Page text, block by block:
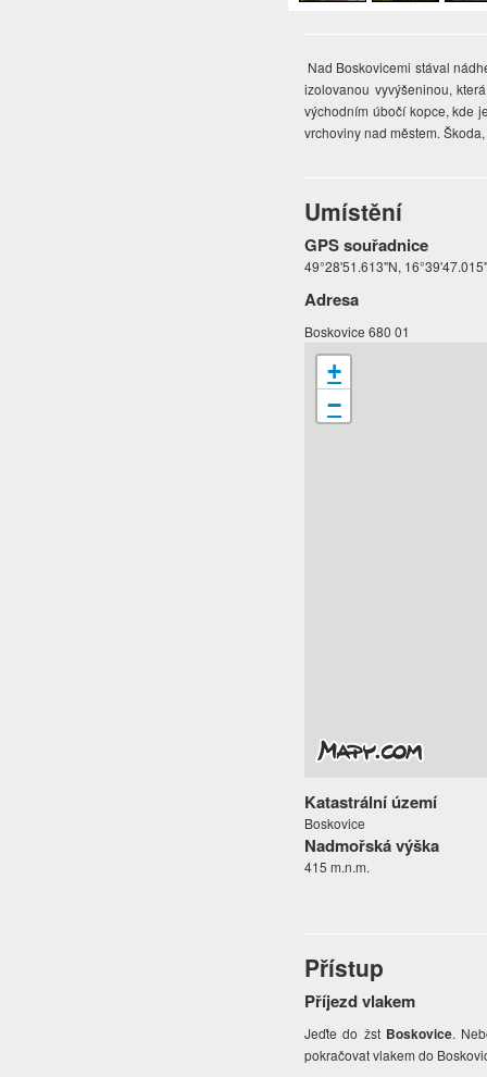
Nad Boskovicemi stával
izolovanou vyvýšeninou,
východním úbočí kopce, kde
vrchoviny nad městem.
Umístění
GPS souřadnice
49°28'51.613"N,
Adresa
Boskovice 680 01
+
−
Katastrální území
Boskovice
Nadmořská výška
415 m.n.m.
Přístup
Příjezd vlakem
Jeďte do žst Boskovice.
pokračovat vlakem do